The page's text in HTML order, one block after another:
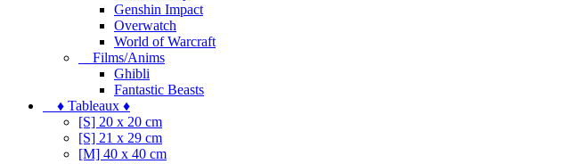
Genshin Impact
Overwatch
World of Warcraft
Films/Anims
Ghibli
Fantastic Beasts
♦ Tableaux ♦
[S] 20 x 20 cm
[S] 21 x 29 cm
[M] 40 x 40 cm